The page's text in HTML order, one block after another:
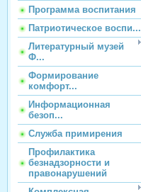
Программа воспитания
Патриотическое воспи...
Литературный музей
Ф...
Формирование
комфорт...
Информационная
безоп...
Служба примирения
Профилактика
безнадзорности и
правонарушений